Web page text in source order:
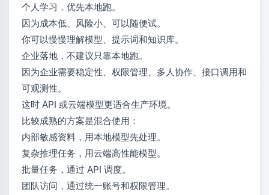
个人学习，优先本地跑。
因为成本低、风险小、可以随便试。
你可以慢慢理解模型、提示词和知识库。
企业落地，不建议只靠本地跑。
因为企业需要稳定性、权限管理、多人协作、接口调用和
可观测性。
这时 API 或云端模型更适合生产环境。
比较成熟的方案是混合使用：
内部敏感资料，用本地模型先处理。
复杂推理任务，用云端高性能模型。
批量任务，通过 API 调度。
团队访问，通过统一账号和权限管理。